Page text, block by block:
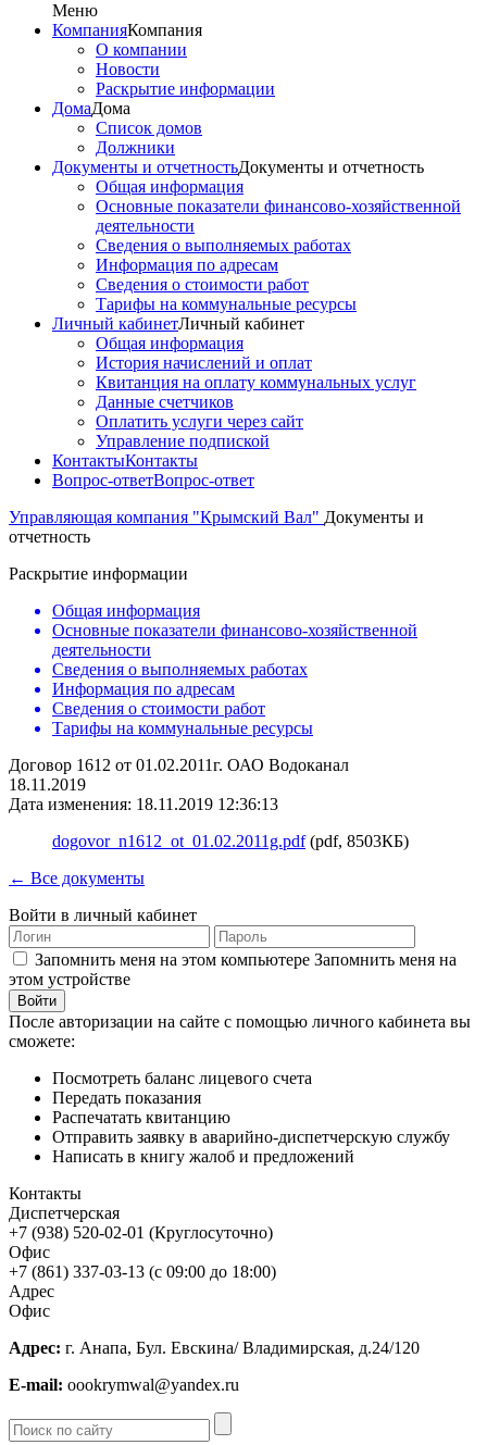
Меню
КомпанияКомпания
О компании
Новости
Раскрытие информации
ДомаДома
Список домов
Должники
Документы и отчетностьДокументы и отчетность
Общая информация
Основные показатели финансово-хозяйственной
деятельности
Сведения о выполняемых работах
Информация по адресам
Сведения о стоимости работ
Тарифы на коммунальные ресурсы
Личный кабинетЛичный кабинет
Общая информация
История начислений и оплат
Квитанция на оплату коммунальных услуг
Данные счетчиков
Оплатить услуги через сайт
Управление подпиской
КонтактыКонтакты
Вопрос-ответВопрос-ответ
Управляющая компания "Крымский Вал" Документы и
отчетность
Раскрытие информации
Общая информация
Основные показатели финансово-хозяйственной
деятельности
Сведения о выполняемых работах
Информация по адресам
Сведения о стоимости работ
Тарифы на коммунальные ресурсы
Договор 1612 от 01.02.2011г. ОАО Водоканал
18.11.2019
Дата изменения: 18.11.2019 12:36:13
dogovor_n1612_ot_01.02.2011g.pdf(pdf, 8503КБ)
← Все документы
Войти в личный кабинет
Запомнить меня на этом компьютере Запомнить меня на
этом устройстве
После авторизации на сайте с помощью личного кабинета вы
сможете:
Посмотреть баланс лицевого счета
Передать показания
Распечатать квитанцию
Отправить заявку в аварийно-диспетчерскую службу
Написать в книгу жалоб и предложений
Контакты
Диспетчерская
+7 (938) 520-02-01 (Круглосуточно)
Офис
+7 (861) 337-03-13 (с 09:00 до 18:00)
Адрес
Офис
Адрес: г. Анапа, Бул. Евскина/ Владимирская, д.24/120
E-mail: oookrymwal@yandex.ru